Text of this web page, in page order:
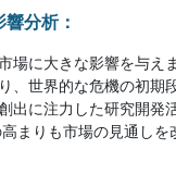
分析：
場に大きな影響を与
、世界的な危機の初期
出に注力した研究開
まりも市場の見通し